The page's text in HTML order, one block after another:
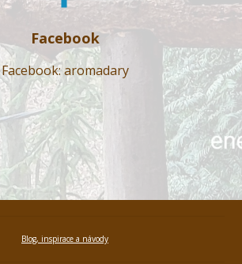
Facebook
Facebook: aromadary
Blog, inspirace a návody